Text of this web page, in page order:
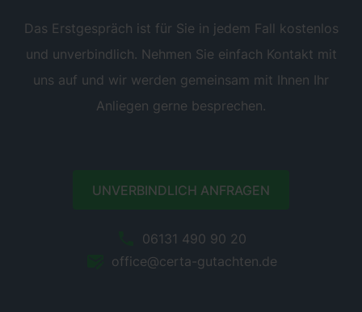
Das Erstgespräch ist für Sie in jedem Fall kostenlos
und unverbindlich. Nehmen Sie einfach Kontakt mit
uns auf und wir werden gemeinsam mit Ihnen Ihr
Anliegen gerne besprechen.
UNVERBINDLICH ANFRAGEN
06131 490 90 20
office@certa-gutachten.de